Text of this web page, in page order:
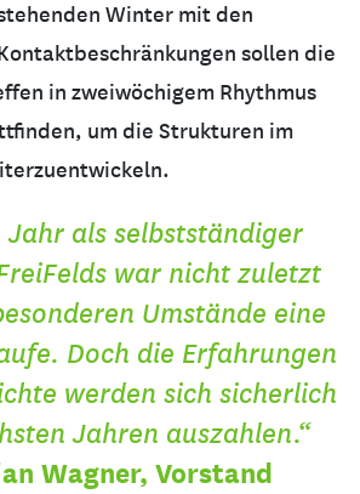
Winter mit den
sollen die
in zweiwöchigem Rhythmus
um die Strukturen im
Jahr als selbstständiger
war nicht zuletzt
Umstände eine
Doch die Erfahrungen
werden sich sicherlich
Jahren auszahlen.“
Wagner, Vorstand